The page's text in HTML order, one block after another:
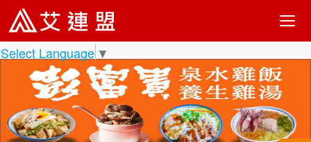
Select Language ▼